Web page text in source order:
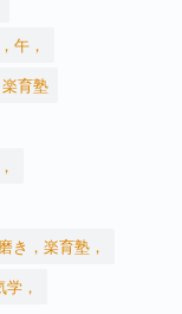
午，
楽育塾
き，楽育塾，
，